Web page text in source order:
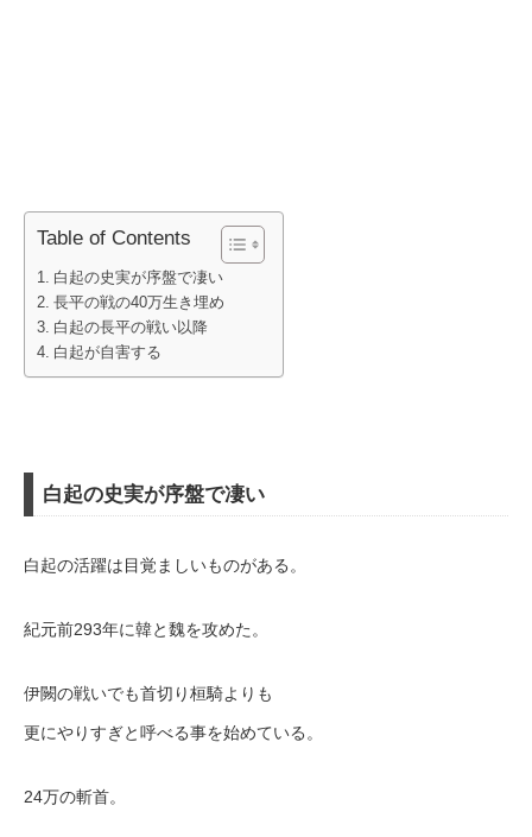
Table of Contents
白起の史実が序盤で凄い
長平の戦の40万生き埋め
白起の長平の戦い以降
白起が自害する
白起の史実が序盤で凄い
白起の活躍は目覚ましいものがある。
紀元前293年に韓と魏を攻めた。
伊闕の戦いでも首切り桓騎よりも
更にやりすぎと呼べる事を始めている。
24万の斬首。